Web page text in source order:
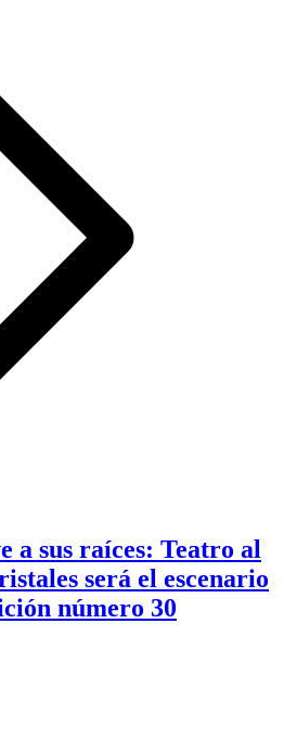
a sus raíces: Teatro al
será el escenario
número 30